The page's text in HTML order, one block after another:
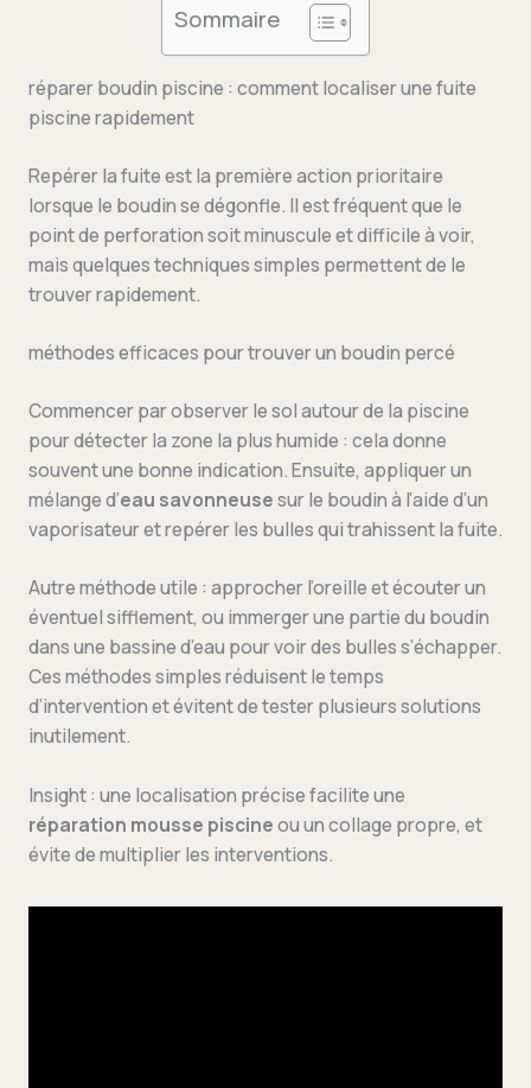
Sommaire
réparer boudin piscine : comment localiser une fuite
piscine rapidement
Repérer la fuite est la première action prioritaire
lorsque le boudin se dégonfle. Il est fréquent que le
point de perforation soit minuscule et difficile à voir,
mais quelques techniques simples permettent de le
trouver rapidement.
méthodes efficaces pour trouver un boudin percé
Commencer par observer le sol autour de la piscine
pour détecter la zone la plus humide : cela donne
souvent une bonne indication. Ensuite, appliquer un
mélange d’eau savonneusesur le boudin à l’aide d’un
vaporisateur et repérer les bulles qui trahissent la fuite.
Autre méthode utile : approcher l’oreille et écouter un
éventuel sifflement, ou immerger une partie du boudin
dans une bassine d’eau pour voir des bulles s’échapper.
Ces méthodes simples réduisent le temps
d’intervention et évitent de tester plusieurs solutions
inutilement.
Insight : une localisation précise facilite une
réparation mousse piscineou un collage propre, et
évite de multiplier les interventions.